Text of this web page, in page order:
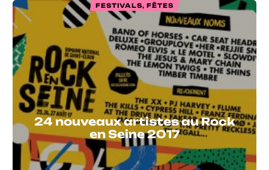
FESTIVALS, FÊTES
24 nouveaux artistes au Rock
en Seine 2017